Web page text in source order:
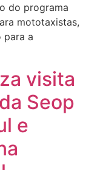
do programa
mototaxistas,
para a
visita
Seop
e